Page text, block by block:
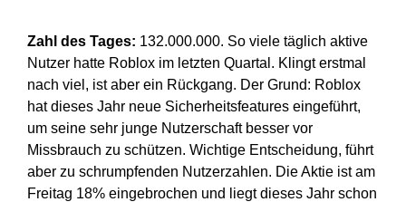
Zahl des Tages: 132.000.000. So viele täglich aktive
Nutzer hatte Roblox im letzten Quartal. Klingt erstmal
nach viel, ist aber ein Rückgang. Der Grund: Roblox
hat dieses Jahr neue Sicherheitsfeatures eingeführt,
um seine sehr junge Nutzerschaft besser vor
Missbrauch zu schützen. Wichtige Entscheidung, führt
aber zu schrumpfenden Nutzerzahlen. Die Aktie ist am
Freitag 18% eingebrochen und liegt dieses Jahr schon